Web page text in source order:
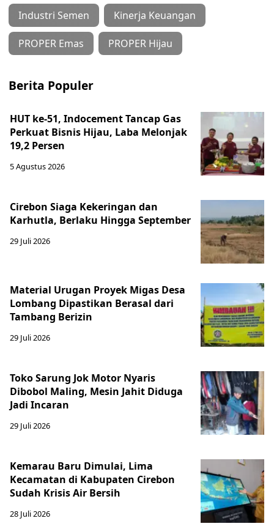
Industri Semen Kinerja Keuangan
PROPER Emas PROPER Hijau
Berita Populer
HUT ke-51, Indocement Tancap Gas
Perkuat Bisnis Hijau, Laba Melonjak
19,2 Persen
5 Agustus 2026
Cirebon Siaga Kekeringan dan
Karhutla, Berlaku Hingga September
29 Juli 2026
Material Urugan Proyek Migas Desa
Lombang Dipastikan Berasal dari
Tambang Berizin
29 Juli 2026
Toko Sarung Jok Motor Nyaris
Dibobol Maling, Mesin Jahit Diduga
Jadi Incaran
29 Juli 2026
Kemarau Baru Dimulai, Lima
Kecamatan di Kabupaten Cirebon
Sudah Krisis Air Bersih
28 Juli 2026